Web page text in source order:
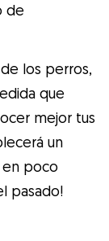
de
los perros,
que
mejor tus
un
poco
pasado!